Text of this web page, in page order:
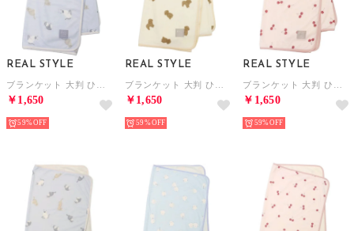
REAL STYLE
￥1,650
59%
REAL STYLE
￥1,650
59%
REAL STYLE
￥1,650
59%